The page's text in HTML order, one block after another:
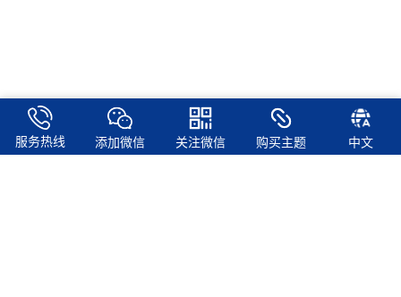
服务热线 添加微信 关注微信 购买主题 中文